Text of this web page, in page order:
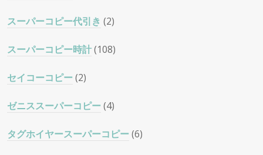
スーパーコピー代引き (2)
スーパーコピー時計(108)
セイコーコピー(2)
ゼニススーパーコピー(4)
タグホイヤースーパーコピー(6)